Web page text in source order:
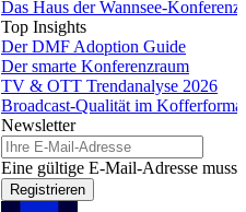
Das Haus der Wannsee-Konferenz
Top Insights
Der DMF Adoption Guide
Der smarte Konferenzraum
TV & OTT Trendanalyse 2026
Broadcast-Qualität im Kofferformat
Newsletter
Eine gültige E-Mail-Adresse muss
Registrieren